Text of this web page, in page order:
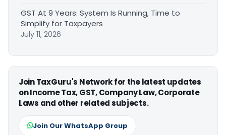
GST At 9 Years: System Is Running, Time to
Simplify for Taxpayers
July 11, 2026
Join TaxGuru's Network for the latest updates
on Income Tax, GST, Company Law, Corporate
Laws and other related subjects.
Join Our WhatsApp Group